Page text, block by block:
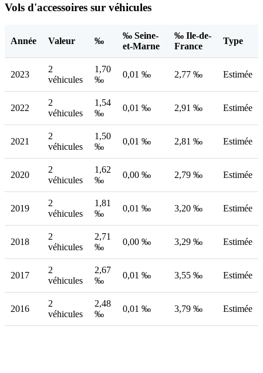
Vols d'accessoires sur véhicules
Année Valeur ‰
‰ Seine-
et-Marne
‰ Ile-de-
France
Type
2023
2
véhicules
1,70
‰
0,01 ‰ 2,77 ‰ Estimée
2022
2
véhicules
1,54
‰
0,01 ‰ 2,91 ‰ Estimée
2021
2
véhicules
1,50
‰
0,01 ‰ 2,81 ‰ Estimée
2020
2
véhicules
1,62
‰
0,00 ‰ 2,79 ‰ Estimée
2019
2
véhicules
1,81
‰
0,01 ‰ 3,20 ‰ Estimée
2018
2
véhicules
2,71
‰
0,00 ‰ 3,29 ‰ Estimée
2017
2
véhicules
2,67
‰
0,01 ‰ 3,55 ‰ Estimée
2016
2
véhicules
2,48
‰
0,01 ‰ 3,79 ‰ Estimée